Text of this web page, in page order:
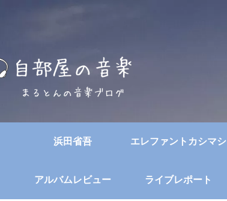
浜田省吾 エレファントカシマシ
アルバムレビュー ライブレポート